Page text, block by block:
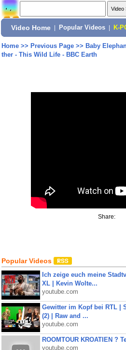
Video Home Popular Videos K-
Home>> Previous Page>> Baby
ther - This Wild Life - BBC Earth
Share:
Popular Videos
Ich zeige euch meine
XL | Kevin Wolte...
youtube.com
Gewitter im Kopf bei RTL |
(2) | Raw and ...
youtube.com
ROOMTOUR KROATIEN ?
youtube.com